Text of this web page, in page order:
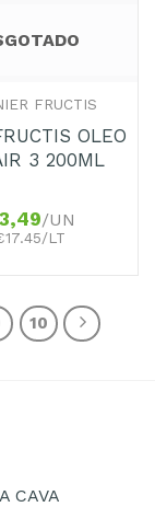
FRUCTIS
OLEO
3 200ML
3,49/UN
LT
10
CAVA